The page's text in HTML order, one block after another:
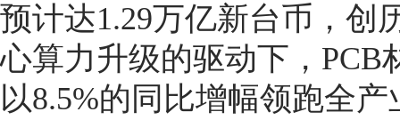
预计达1.29万亿新台币，创
心算力升级的驱动下，PCB
以8.5%的同比增幅领跑全